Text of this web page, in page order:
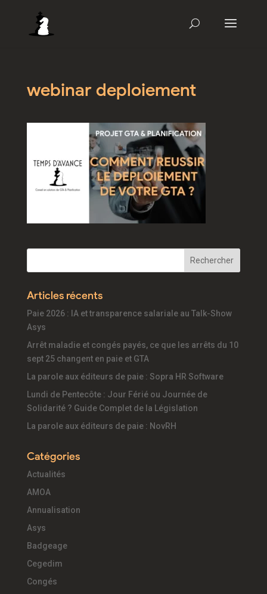
webinar deploiement
Articles récents
Paie 2026 : IA et transparence salariale au Talk-Show
Asys
Arrêt maladie et congés payés, ce que les arrêts du 10
sept 25 changent en paie et GTA
La parole aux éditeurs de paie : Sopra HR Software
Lundi de Pentecôte : Jour Férié ou Journée de
Solidarité ? Guide Complet de la Législation
La parole aux éditeurs de paie : NovRH
Catégories
Actualités
AMOA
Annualisation
Asys
Badgeage
Cegedim
Congés